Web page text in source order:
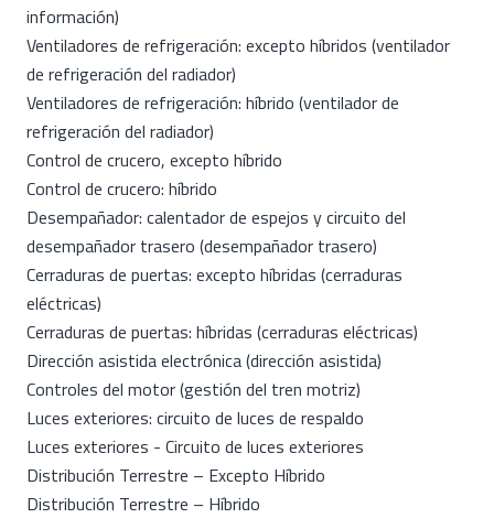
información)
Ventiladores de refrigeración: excepto híbridos (ventilador
de refrigeración del radiador)
Ventiladores de refrigeración: híbrido (ventilador de
refrigeración del radiador)
Control de crucero, excepto híbrido
Control de crucero: híbrido
Desempañador: calentador de espejos y circuito del
desempañador trasero (desempañador trasero)
Cerraduras de puertas: excepto híbridas (cerraduras
eléctricas)
Cerraduras de puertas: híbridas (cerraduras eléctricas)
Dirección asistida electrónica (dirección asistida)
Controles del motor (gestión del tren motriz)
Luces exteriores: circuito de luces de respaldo
Luces exteriores - Circuito de luces exteriores
Distribución Terrestre – Excepto Híbrido
Distribución Terrestre – Híbrido